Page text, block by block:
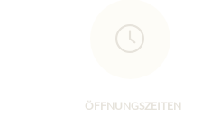
ÖFFNUNGSZEITEN